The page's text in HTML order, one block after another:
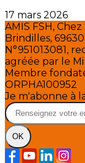
17 mars 2026
AMIS FSH,
Brindilles, 69630
N°951013081,
agréée par le
Membre
ORPHA100952
Je m'abonne à
OK